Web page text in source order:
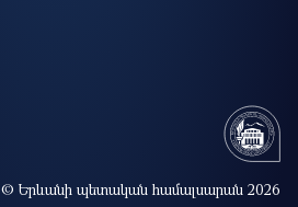
© Երևանի պետական համալսարան 2026